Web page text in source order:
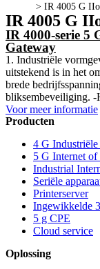
> IR 4005 G
IR 4005 G
IR 4000-serie 5
Gateway
1. Industriële
uitstekend is in het
brede
bliksembeveiliging. -
Voor meer informatie
Producten
4 G Industriële
5 G Internet
Industrial
Seriële
Printerserver
Ingewikkelde
5 g CPE
Cloud service
Oplossing